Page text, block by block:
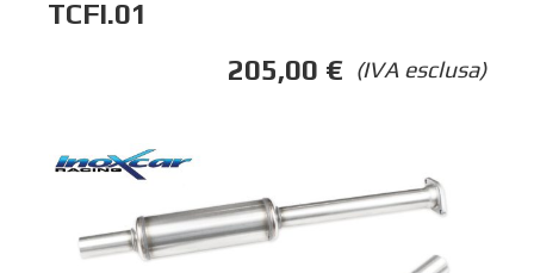
TCFI.01
(IVA esclusa)
205,00 €